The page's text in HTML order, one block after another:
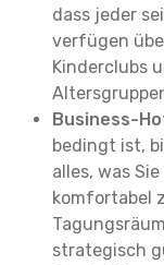
dass jeder
verfügen
Kinderclubs
Business-
bedingt ist,
alles, was
komfortabel
strategisch